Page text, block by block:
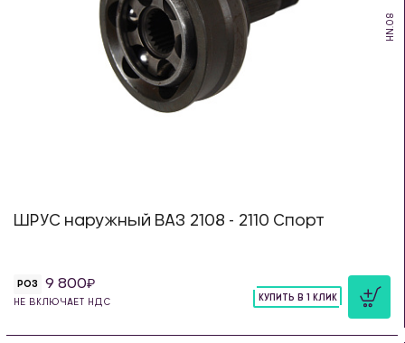
HN.08
ШРУС наружный ВАЗ 2108 - 2110 Спорт
РОЗ 9 800
НЕ ВКЛЮЧАЕТ НДС
КУПИТЬ В 1 КЛИК